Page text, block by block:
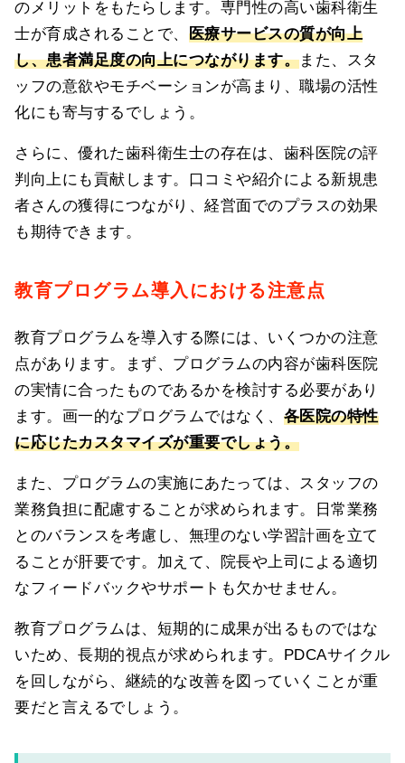
のメリットをもたらします。専門性の高い歯科衛生
士が育成されることで、 医療サービスの質が向上
し、患者満足度の向上につながります。また、スタ
ッフの意欲やモチベーションが高まり、職場の活性
化にも寄与するでしょう。
さらに、優れた歯科衛生士の存在は、歯科医院の評
判向上にも貢献します。口コミや紹介による新規患
者さんの獲得につながり、経営面でのプラスの効果
も期待できます。
教育プログラム導入における注意点
教育プログラムを導入する際には、いくつかの注意
点があります。まず、プログラムの内容が歯科医院
の実情に合ったものであるかを検討する必要があり
ます。画一的なプログラムではなく、 各医院の特性
に応じたカスタマイズが重要でしょう。
また、プログラムの実施にあたっては、スタッフの
業務負担に配慮することが求められます。日常業務
とのバランスを考慮し、無理のない学習計画を立て
ることが肝要です。加えて、院長や上司による適切
なフィードバックやサポートも欠かせません。
教育プログラムは、短期的に成果が出るものではな
いため、長期的視点が求められます。PDCAサイクル
を回しながら、継続的な改善を図っていくことが重
要だと言えるでしょう。